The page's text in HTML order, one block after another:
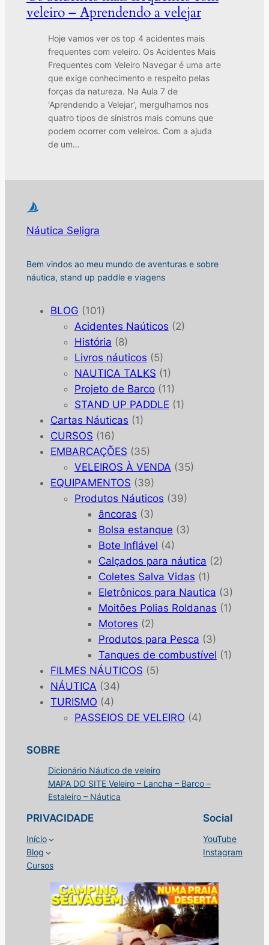
veleiro – Aprendendo a velejar
Hoje vamos ver os top 4 acidentes mais
frequentes com veleiro. Os Acidentes Mais
Frequentes com Veleiro Navegar é uma arte
que exige conhecimento e respeito pelas
forças da natureza. Na Aula 7 de
‘Aprendendo a Velejar’, mergulhamos nos
quatro tipos de sinistros mais comuns que
podem ocorrer com veleiros. Com a ajuda
de um…
Náutica Seligra
Bem vindos ao meu mundo de aventuras e sobre
náutica, stand up paddle e viagens
BLOG (101)
Acidentes Naúticos (2)
História (8)
Livros náuticos (5)
NAUTICA TALKS (1)
Projeto de Barco(11)
STAND UP PADDLE (1)
Cartas Náuticas (1)
CURSOS (16)
EMBARCAÇÕES (35)
VELEIROS À VENDA (35)
EQUIPAMENTOS (39)
Produtos Náuticos (39)
âncoras (3)
Bolsa estanque (3)
Bote Inflável (4)
Calçados para náutica (2)
Coletes Salva Vidas (1)
Eletrônicos para Nautica (3)
Moitões Polias Roldanas (1)
Motores (2)
Produtos para Pesca (3)
Tanques de combustível (1)
FILMES NÁUTICOS (5)
NÁUTICA (34)
TURISMO (4)
PASSEIOS DE VELEIRO (4)
SOBRE
Dicionário Náutico de veleiro
MAPA DO SITE Veleiro – Lancha – Barco –
Estaleiro – Náutica
PRIVACIDADE
Início
Blog
Cursos
Social
YouTube
Instagram